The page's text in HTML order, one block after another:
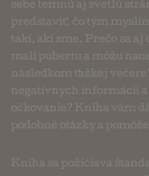
sebe temnú aj svetlú
predstaviť, čo tým
takí, akí sme. Prečo sa aj
mali pubertu a môžu
následkom ťažkej
negatívnych informácií a
očkovanie? Kniha vám
podobné otázky a
Kniha sa požičiava